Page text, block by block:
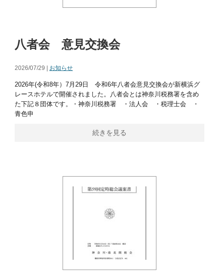
八者会 意見交換会
2026/07/29 | お知らせ
2026年(令和8年）7月29日 令和6年八者会意見交換会が新横浜グ
レースホテルで開催されました。八者会とは神奈川税務署を含め
た下記８団体です。・神奈川税務署 ・法人会 ・税理士会 ・
青色申
続きを見る